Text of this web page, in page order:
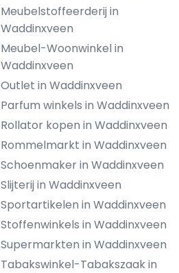
Meubelstoffeerderij in
Waddinxveen
Meubel-Woonwinkel in
Waddinxveen
Outlet in Waddinxveen
Parfum winkels in Waddinxveen
Rollator kopen in Waddinxveen
Rommelmarkt in Waddinxveen
Schoenmaker in Waddinxveen
Slijterij in Waddinxveen
Sportartikelen in Waddinxveen
Stoffenwinkels in Waddinxveen
Supermarkten in Waddinxveen
Tabakswinkel-Tabakszaak in